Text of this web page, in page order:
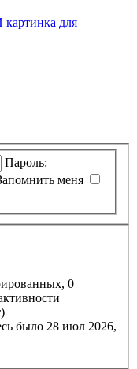
картинка для
Пароль:
меня
0
было 28 июл 2026,